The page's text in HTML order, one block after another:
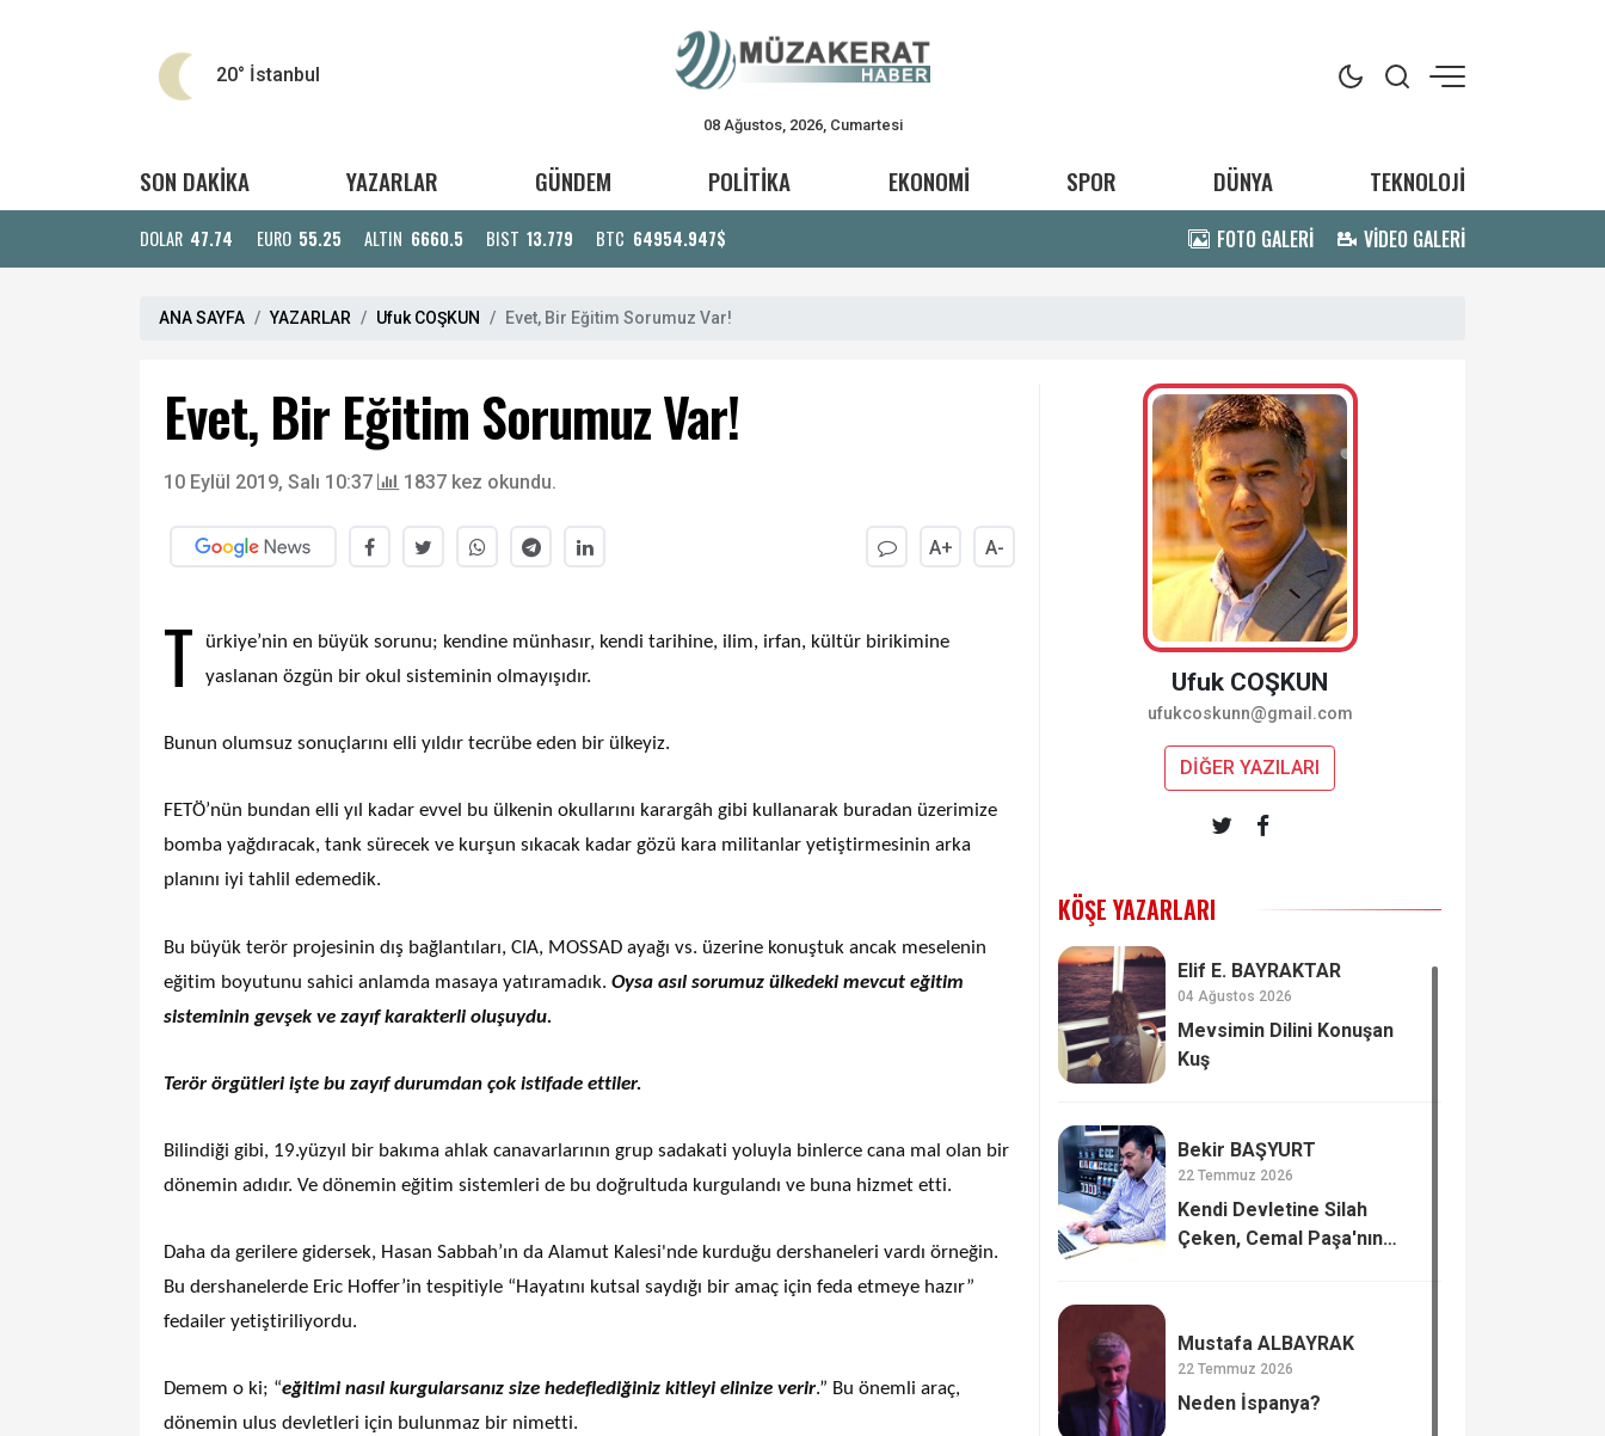
20° İstanbul
08 Ağustos, 2026, Cumartesi
SON DAKİKA YAZARLAR GÜNDEM POLİTİKA EKONOMİ SPOR DÜNYA TEKNOLOJİ
DOLAR 47.74 EURO 55.25 ALTIN 6660.5 BIST 13.779 BTC 64954.947$ FOTO GALERİ VİDEO GALERİ
ANA SAYFA YAZARLAR Ufuk COŞKUN Evet, Bir Eğitim Sorumuz Var!
Evet, Bir Eğitim Sorumuz Var!
10 Eylül 2019, Salı 10:37 1837 kez okundu.
A+ A-
T
ürkiye’nin en büyük sorunu; kendine münhasır, kendi tarihine, ilim, irfan, kültür birikimine
yaslanan özgün bir okul sisteminin olmayışıdır.
Bunun olumsuz sonuçlarını elli yıldır tecrübe eden bir ülkeyiz.
FETÖ’nün bundan elli yıl kadar evvel bu ülkenin okullarını karargâh gibi kullanarak buradan üzerimize
bomba yağdıracak, tank sürecek ve kurşun sıkacak kadar gözü kara militanlar yetiştirmesinin arka
planını iyi tahlil edemedik.
Bu büyük terör projesinin dış bağlantıları, CIA, MOSSAD ayağı vs. üzerine konuştuk ancak meselenin
eğitim boyutunu sahici anlamda masaya yatıramadık. Oysa asıl sorumuz ülkedeki mevcut eğitim
sisteminin gevşek ve zayıf karakterli oluşuydu.
Terör örgütleri işte bu zayıf durumdan çok istifade ettiler.
Bilindiği gibi, 19.yüzyıl bir bakıma ahlak canavarlarının grup sadakati yoluyla binlerce cana mal olan bir
dönemin adıdır. Ve dönemin eğitim sistemleri de bu doğrultuda kurgulandı ve buna hizmet etti.
Daha da gerilere gidersek, Hasan Sabbah’ın da Alamut Kalesi'nde kurduğu dershaneleri vardı örneğin.
Bu dershanelerde Eric Hoffer’in tespitiyle “Hayatını kutsal saydığı bir amaç için feda etmeye hazır”
fedailer yetiştiriliyordu.
Demem o ki; “eğitimi nasıl kurgularsanız size hedeflediğiniz kitleyi elinize verir.” Bu önemli araç,
dönemin ulus devletleri için bulunmaz bir nimetti.
Ufuk COŞKUN
ufukcoskunn@gmail.com
DİĞER YAZILARI
KÖŞE YAZARLARI
Elif E. BAYRAKTAR
04 Ağustos 2026
Mevsimin Dilini Konuşan
Kuş
Bekir BAŞYURT
22 Temmuz 2026
Kendi Devletine Silah
Çeken, Cemal Paşa'nın
Mustafa ALBAYRAK
22 Temmuz 2026
Neden İspanya?